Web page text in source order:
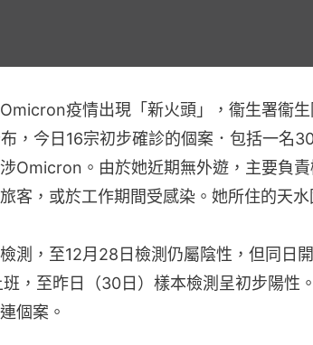
疫情出現「新火頭」，衞生署衞
，今日16宗初步確診的個案．包括一名
Omicron。由於她近期無外遊，主要負
客，或於工作期間受感染。她所住的天
測，至12月28日檢測仍屬陰性，但同日開
，至昨日（30日）樣本檢測呈初步陽性
個案。